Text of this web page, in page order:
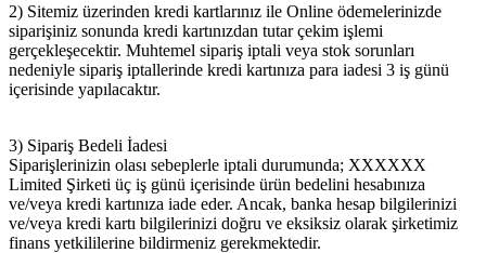
2) Sitemiz üzerinden kredi kartlarınız ile Online ödemelerinizde
siparişiniz sonunda kredi kartınızdan tutar çekim işlemi
gerçekleşecektir. Muhtemel sipariş iptali veya stok sorunları
nedeniyle sipariş iptallerinde kredi kartınıza para iadesi 3 iş günü
içerisinde yapılacaktır.
3) Sipariş Bedeli İadesi
Siparişlerinizin olası sebeplerle iptali durumunda; XXXXXX
Limited Şirketi üç iş günü içerisinde ürün bedelini hesabınıza
ve/veya kredi kartınıza iade eder. Ancak, banka hesap bilgilerinizi
ve/veya kredi kartı bilgilerinizi doğru ve eksiksiz olarak şirketimiz
finans yetkililerine bildirmeniz gerekmektedir.